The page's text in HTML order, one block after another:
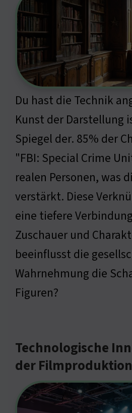
Du hast die Technik
Kunst der Darstellung
Spiegel der. 85% der
"FBI: Special Crime
realen Personen, was
verstärkt. Diese
eine tiefere
Zuschauer und
beeinflusst die
Wahrnehmung die
Figuren?
Technologische
der Filmproduktion